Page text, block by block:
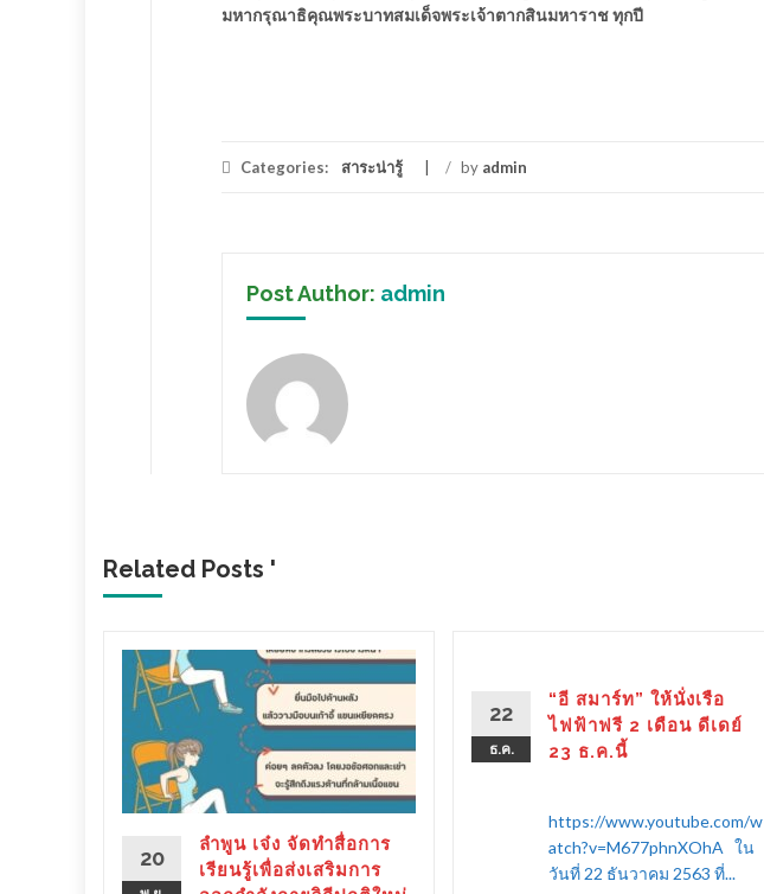
มหากรุณาธิคุณพระบาทสมเด็จพระเจ้าตากสินมหาราช ทุกปี
Categories: สาระน่ารู้ / by admin
Post Author: admin
Related Posts '
20
ลำพูน เจ๋ง จัดทำสื่อการ
เรียนรู้เพื่อส่งเสริมการ
22
ธ.ค.
“อี สมาร์ท” ให้นั่งเรือ
ไฟฟ้าฟรี 2 เดือน ดีเดย์
23 ธ.ค.นี้
https://www.youtube.com/w
atch?v=M677phnXOhA ใน
วันที่ 22 ธันวาคม 2563 ที่...